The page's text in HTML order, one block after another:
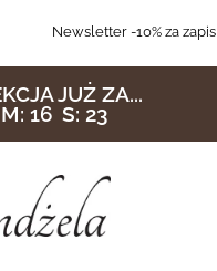
Newsletter-10% za zapis
JUŻ ZA...
M: 16 S: 22